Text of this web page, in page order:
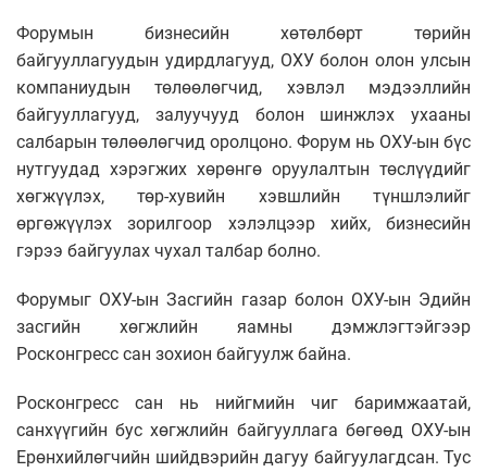
Форумын бизнесийн хөтөлбөрт төрийн
байгууллагуудын удирдлагууд, ОХУ болон олон улсын
компаниудын төлөөлөгчид, хэвлэл мэдээллийн
байгууллагууд, залуучууд болон шинжлэх ухааны
салбарын төлөөлөгчид оролцоно. Форум нь ОХУ-ын бүс
нутгуудад хэрэгжих хөрөнгө оруулалтын төслүүдийг
хөгжүүлэх, төр-хувийн хэвшлийн түншлэлийг
өргөжүүлэх зорилгоор хэлэлцээр хийх, бизнесийн
гэрээ байгуулах чухал талбар болно.
Форумыг ОХУ-ын Засгийн газар болон ОХУ-ын Эдийн
засгийн хөгжлийн яамны дэмжлэгтэйгээр
Росконгресс сан зохион байгуулж байна.
Росконгресс сан нь нийгмийн чиг баримжаатай,
санхүүгийн бус хөгжлийн байгууллага бөгөөд ОХУ-ын
Ерөнхийлөгчийн шийдвэрийн дагуу байгуулагдсан. Тус